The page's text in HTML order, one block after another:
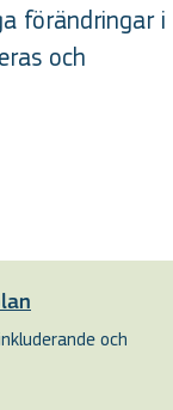
förändringar i
och
och